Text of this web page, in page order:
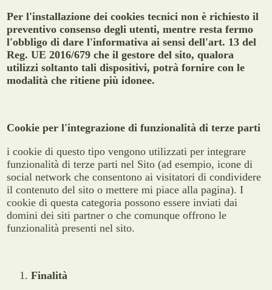
Per l'installazione dei cookies tecnici non è richiesto il
preventivo consenso degli utenti, mentre resta fermo
l'obbligo di dare l'informativa ai sensi dell'art. 13 del
Reg. UE 2016/679 che il gestore del sito, qualora
utilizzi soltanto tali dispositivi, potrà fornire con le
modalità che ritiene più idonee.
Cookie per l'integrazione di funzionalità di terze parti
i cookie di questo tipo vengono utilizzati per integrare
funzionalità di terze parti nel Sito (ad esempio, icone di
social network che consentono ai visitatori di condividere
il contenuto del sito o mettere mi piace alla pagina). I
cookie di questa categoria possono essere inviati dai
domini dei siti partner o che comunque offrono le
funzionalità presenti nel sito.
Finalità